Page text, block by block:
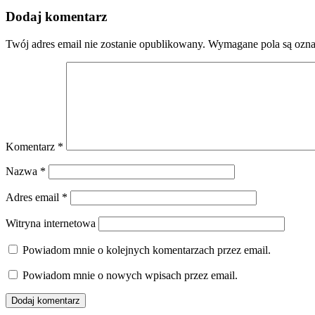
Dodaj komentarz
Twój adres email nie zostanie opublikowany. Wymagane pola są
Komentarz *
Nazwa *
Adres email *
Witryna internetowa
Powiadom mnie o kolejnych komentarzach przez email.
Powiadom mnie o nowych wpisach przez email.